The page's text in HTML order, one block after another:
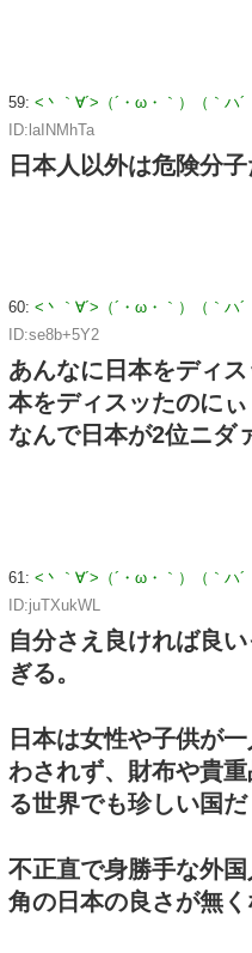
59: <丶｀∀´>（´・ω・｀）（｀
ID:laINMhTa
日本人以外は危険分
60: <丶｀∀´>（´・ω・｀）（｀
ID:se8b+5Y2
あんなに日本をディ
本をディスッたのにぃ
なんで日本が2位ニダ
61: <丶｀∀´>（´・ω・｀）（｀
ID:juTXukWL
自分さえ良ければ良
ぎる。
日本は女性や子供が
わされず、財布や貴
る世界でも珍しい国だ
不正直で身勝手な外
角の日本の良さが無く